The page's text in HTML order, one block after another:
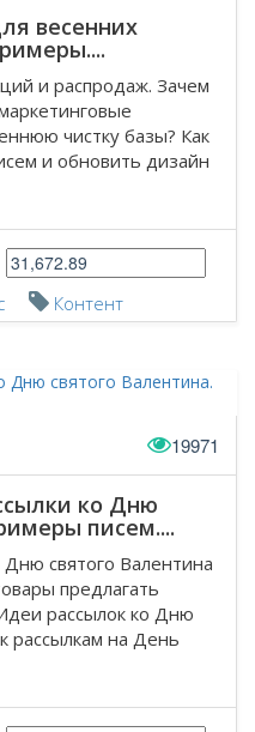
весенних
и распродаж. Зачем
чистку базы? Как
и обновить дизайн
Контент
19971
ко Дню
писем....
Дню святого Валентина
предлагать
рассылок ко Дню
на День